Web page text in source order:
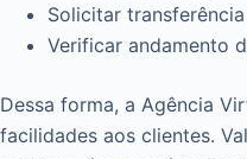
Solicitar
Verificar andamento
Dessa forma, a Agência
facilidades aos clientes.